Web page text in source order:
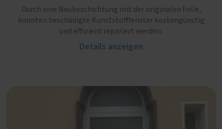
Durch eine Neubeschichtung mit der originalen Folie,
konnten beschädigte Kunststofffenster kostengünstig
und effizient repariert werden.
Details anzeigen